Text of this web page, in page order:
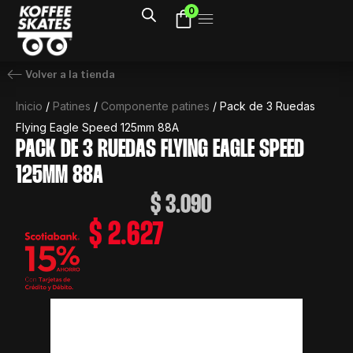
contenido
0
Volver a la tienda
Inicio / Patines / Componente patines / Pack de 3 Ruedas
Flying Eagle Speed 125mm 88A
PACK DE 3 RUEDAS FLYING EAGLE SPEED
125MM 88A
$3.090
$ 2.627